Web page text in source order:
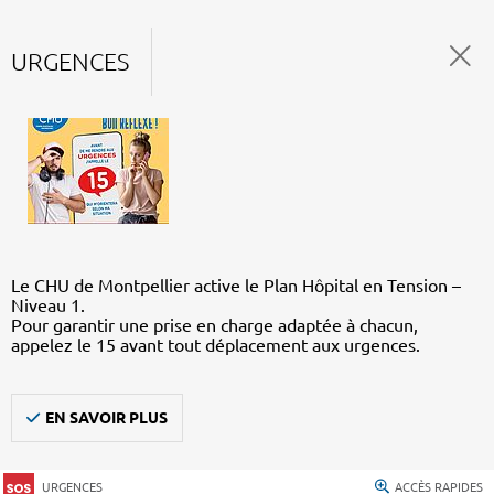
URGENCES
Le CHU de Montpellier active le Plan Hôpital en Tension –
Niveau 1.
Pour garantir une prise en charge adaptée à chacun,
appelez le 15 avant tout déplacement aux urgences.
EN SAVOIR PLUS
URGENCES ACCÈS RAPIDES